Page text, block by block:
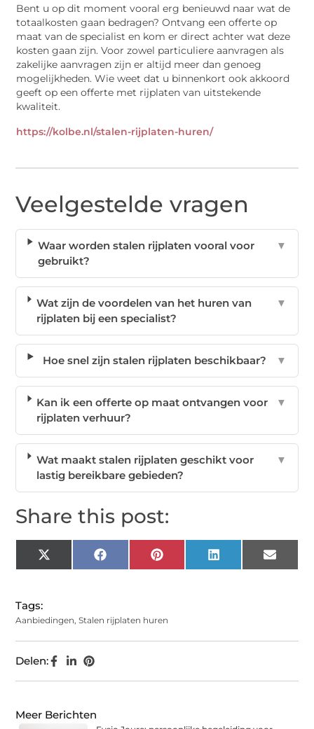
Bent u op dit moment vooral erg benieuwd naar wat de
totaalkosten gaan bedragen? Ontvang een offerte op
maat van de specialist en kom er direct achter wat deze
kosten gaan zijn. Voor zowel particuliere aanvragen als
zakelijke aanvragen zijn er altijd meer dan genoeg
mogelijkheden. Wie weet dat u binnenkort ook akkoord
geeft op een offerte met rijplaten van uitstekende
kwaliteit.
https://kolbe.nl/stalen-rijplaten-huren/
Veelgestelde vragen
Waar worden stalen rijplaten vooral voor
gebruikt?
▼
Wat zijn de voordelen van het huren van
rijplaten bij een specialist?
▼
Hoe snel zijn stalen rijplaten beschikbaar? ▼
Kan ik een offerte op maat ontvangen voor
rijplaten verhuur?
▼
Wat maakt stalen rijplaten geschikt voor
lastig bereikbare gebieden?
▼
Share this post:
X
(Twitter)
Facebook Pinterest LinkedIn Email
Tags:
Aanbiedingen,Stalen rijplaten huren
Delen:
Meer Berichten